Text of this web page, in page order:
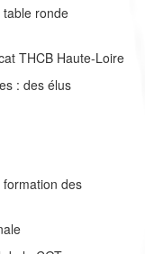
table ronde
THCB Haute-Loire
: des élus
des